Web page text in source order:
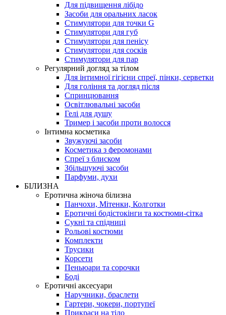
Для підвищення лібідо
Засоби для оральних ласок
Стимулятори для точки G
Стимулятори для губ
Стимулятори для пенісу
Стимулятори для сосків
Стимулятори для пар
Регулярний догляд за тілом
Для інтимної гігієни спреї, пінки, серветки
Для гоління та догляд після
Спринцювання
Освітлювальні засоби
Гелі для душу
Тример і засоби проти волосся
Інтимна косметика
Звужуючі засоби
Косметика з феромонами
Спреї з блиском
Збільшуючі засоби
Парфуми, духи
БІЛИЗНА
Еротична жіноча білизна
Панчохи, Мітенки, Колготки
Еротичні бодістокінги та костюми-сітка
Сукні та спідниці
Рольові костюми
Комплекти
Трусики
Корсети
Пеньюари та сорочки
Боді
Еротичні аксесуари
Наручники, браслети
Гартери, чокери, портупеї
Прикраси на тіло